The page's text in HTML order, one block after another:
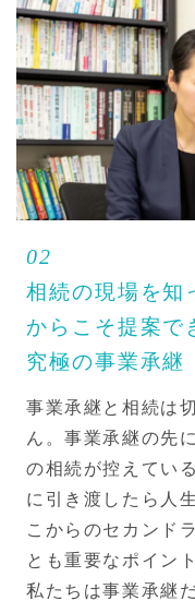
02
相続の現場を知
からこそ提案で
究極の事業承継
事業承継と相続は
ん。事業承継の先
の相続が控えてい
に引き渡したら人
こからのセカンド
とも重要なポイン
私たちは事業承継